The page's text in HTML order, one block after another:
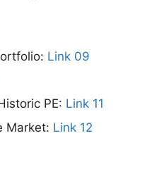
Link 09
PE: Link 11
Market: Link 12